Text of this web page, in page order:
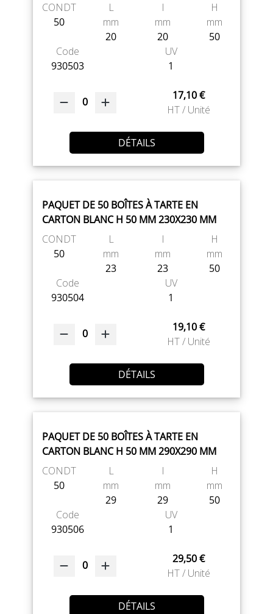
CONDT
50
L
mm
20
l
mm
20
H
mm
50
Code
930503
UV
1
0
17,10 €
HT / Unité
DÉTAILS
PAQUET DE 50 BOÎTES À TARTE EN
CARTON BLANC H 50 MM 230X230 MM
CONDT
50
L
mm
23
l
mm
23
H
mm
50
Code
930504
UV
1
0
19,10 €
HT / Unité
DÉTAILS
PAQUET DE 50 BOÎTES À TARTE EN
CARTON BLANC H 50 MM 290X290 MM
CONDT
50
L
mm
29
l
mm
29
H
mm
50
Code
930506
UV
1
0
29,50 €
HT / Unité
DÉTAILS